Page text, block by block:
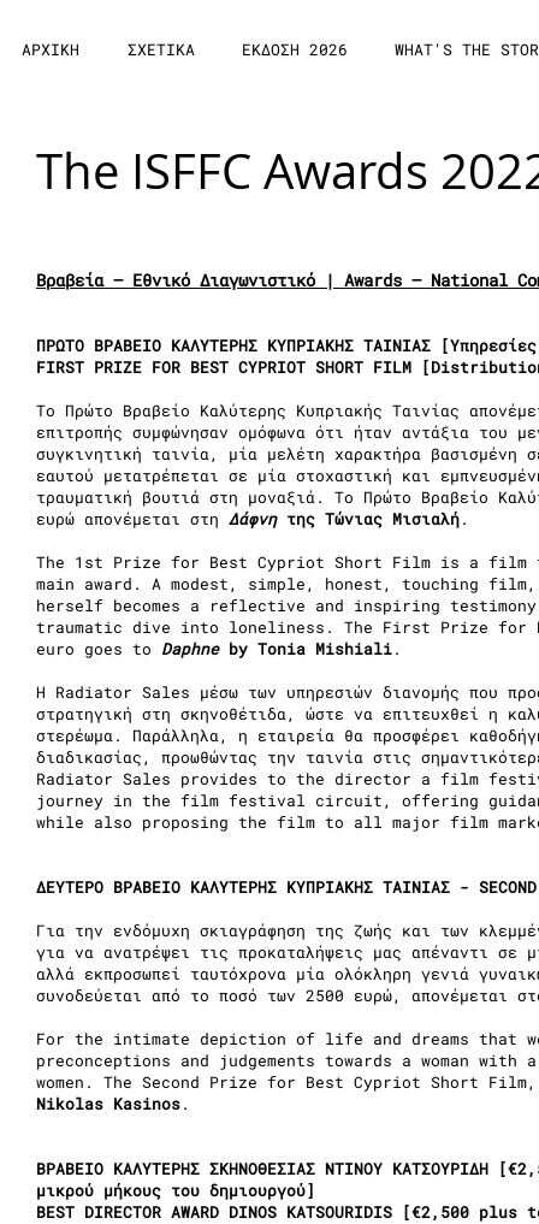
ΑΡΧΙΚΗ ΣΧΕΤΙΚΑ ΕΚΔΟΣΗ 2026 WHAT'S THE
The ISFFC Awards
Βραβεία – Εθνικό Διαγωνιστικό | Awards – National
ΠΡΩΤΟ ΒΡΑΒΕΙΟ ΚΑΛΥΤΕΡΗΣ ΚΥΠΡΙΑΚΗΣ ΤΑΙΝΙΑΣ
FIRST PRIZE FOR BEST CYPRIOT SHORT FILM
Το Πρώτο Βραβείο Καλύτερης Κυπριακής Ταινίας
επιτροπής συμφώνησαν ομόφωνα ότι ήταν αντάξια του
συγκινητική ταινία, μία μελέτη χαρακτήρα
εαυτού μετατρέπεται σε μία στοχαστική και
τραυματική βουτιά στη μοναξιά. Το Πρώτο Βραβείο
ευρώ απονέμεται στη Δάφνητης Τώνιας Μισιαλή.
The 1st Prize for Best Cypriot Short Film is a film
main award. A modest, simple, honest, touching
herself becomes a reflective and inspiring
traumatic dive into loneliness. The First Prize for
euro goes to Daphneby Tonia Mishiali.
Η Radiator Sales μέσω των υπηρεσιών διανομής που
στρατηγική στη σκηνοθέτιδα, ώστε να επιτευχθεί η
στερέωμα. Παράλληλα, η εταιρεία θα προσφέρει
διαδικασίας, προωθώντας την ταινία στις
Radiator Sales provides to the director a film
journey in the film festival circuit, offering
while also proposing the film to all major film
ΔΕΥΤΕΡΟ ΒΡΑΒΕΙΟ ΚΑΛΥΤΕΡΗΣ ΚΥΠΡΙΑΚΗΣ ΤΑΙΝΙΑΣ -
Για την ενδόμυχη σκιαγράφηση της ζωής και των
για να ανατρέψει τις προκαταλήψεις μας απέναντι σε
αλλά εκπροσωπεί ταυτόχρονα μία ολόκληρη γενιά
συνοδεύεται από το ποσό των 2500 ευρώ, απονέμεται
For the intimate depiction of life and dreams
preconceptions and judgements towards a woman
women. The Second Prize for Best Cypriot Short
Nikolas Kasinos.
ΒΡΑΒΕΙΟ ΚΑΛΥΤΕΡΗΣ ΣΚΗΝΟΘΕΣΙΑΣ ΝΤΙΝΟΥ ΚΑΤΣΟΥΡΙΔΗ
μικρού μήκους του δημιουργού]
BEST DIRECTOR AWARD DINOS KATSOURIDIS